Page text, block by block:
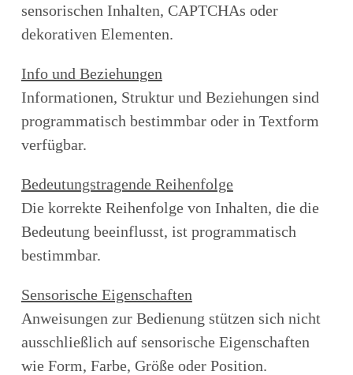
sensorischen Inhalten, CAPTCHAs oder
dekorativen Elementen.
Info und Beziehungen
Informationen, Struktur und Beziehungen sind
programmatisch bestimmbar oder in Textform
verfügbar.
Bedeutungstragende Reihenfolge
Die korrekte Reihenfolge von Inhalten, die die
Bedeutung beeinflusst, ist programmatisch
bestimmbar.
Sensorische Eigenschaften
Anweisungen zur Bedienung stützen sich nicht
ausschließlich auf sensorische Eigenschaften
wie Form, Farbe, Größe oder Position.